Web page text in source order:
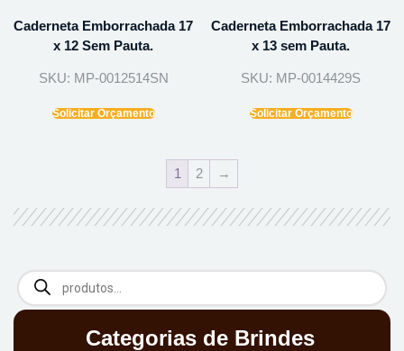
Categorias de Brindes
Caderneta Emborrachada 17
x 12 Sem Pauta.
SKU: MP-0012514SN
Solicitar Orçamento
Caderneta Emborrachada 17
x 13 sem Pauta.
SKU: MP-0014429S
Solicitar Orçamento
1 2 →